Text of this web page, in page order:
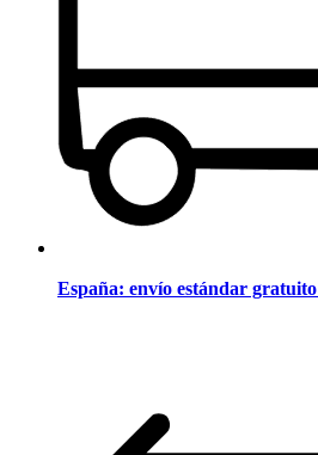
España: envío estándar gratuito